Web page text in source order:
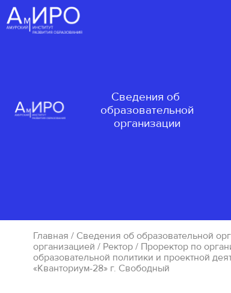
Сведения об
образовательной
организации
Главная / Сведения об образовательной
организацией / Ректор/ Проректор по
образовательной политики и проектной
«Кванториум-28» г. Свободный